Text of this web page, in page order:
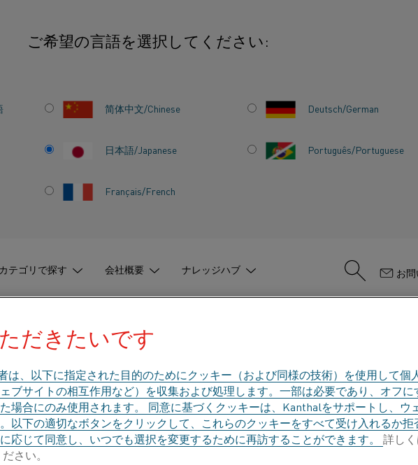
ご希望の言語を選択してください:
简体中文/Chinese Deutsch/German
日本語/Japanese Português/Portuguese
Français/French
テゴリで探す 会社概要 ナレッジハブ : お
法や形状を決定する主な要因は、炉内温度、炉内温度（負
能な電圧、および炉室の物理的な大きさです。 これらにつ
を上回ります。
と安全マージンを含め、特定の時間内に装入物を所定の温度まで加熱
定することによって計算されます。
だきたいです
は、以下に指定された目的のためにクッキー（および同様の技術）を使用して個
ブサイトの相互作用など）を収集および処理します。一部は必要であり、オフに
場合にのみ使用されます。 同意に基づくクッキーは、Kanthalをサポートし、ウ
以下の適切なボタンをクリックして、これらのクッキーをすべて受け入れるか拒
応じて同意し、いつでも選択を変更するために再訪することができます。 詳しく
さい。